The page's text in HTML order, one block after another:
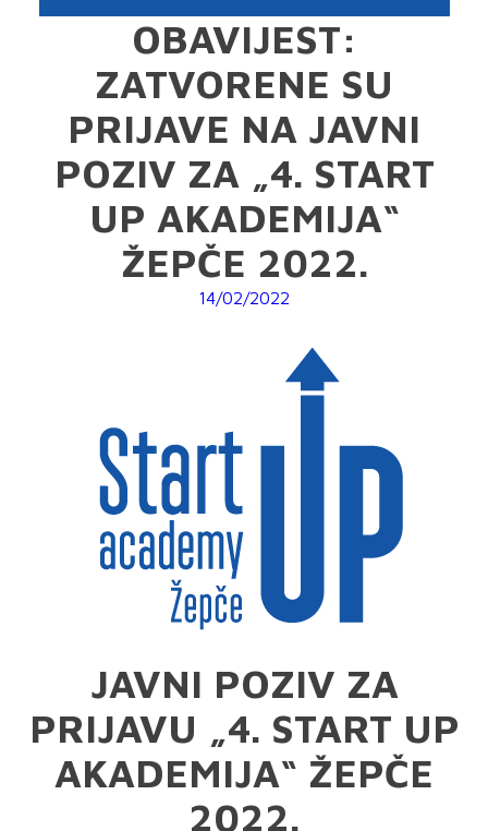
OBAVIJEST:
ZATVORENE SU
PRIJAVE NA JAVNI
POZIV ZA „4. START
UP AKADEMIJA“
ŽEPČE 2022.
14/02/2022
JAVNI POZIV ZA
PRIJAVU „4. START UP
AKADEMIJA“ ŽEPČE
2022.